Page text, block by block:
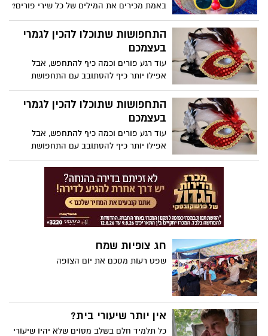
באמת מכירים את המילים של כל שירי פורים?
קרדיט יוצרי שאלון: Yes
התחפושות שתוכלו להכין לגמרי
בעצמכם
עוד רגע פורים וכמה כיף להתחפש, אבל
אפילו יותר כיף להסתובב עם התחפושת
ולהשוויץ שהכנתם אותה לבד. אספנו לכם 4
מדריכי וידאו לתחפושות כיפיות וקלות להכנה!
התחפושות שתוכלו להכין לגמרי
בעצמכם
עוד רגע פורים וכמה כיף להתחפש, אבל
אפילו יותר כיף להסתובב עם התחפושת
ולהשוויץ שהכנתם אותה לבד. אספנו לכם 4
מדריכי וידאו לתחפושות כיפיות וקלות להכנה!
חג צופיות שמח
שפט רעות מסכם את יום הצופה
אין יותר שיעורי בית?
כל תלמיד חלם בשלב מסוים שלא יהיו שיעורי